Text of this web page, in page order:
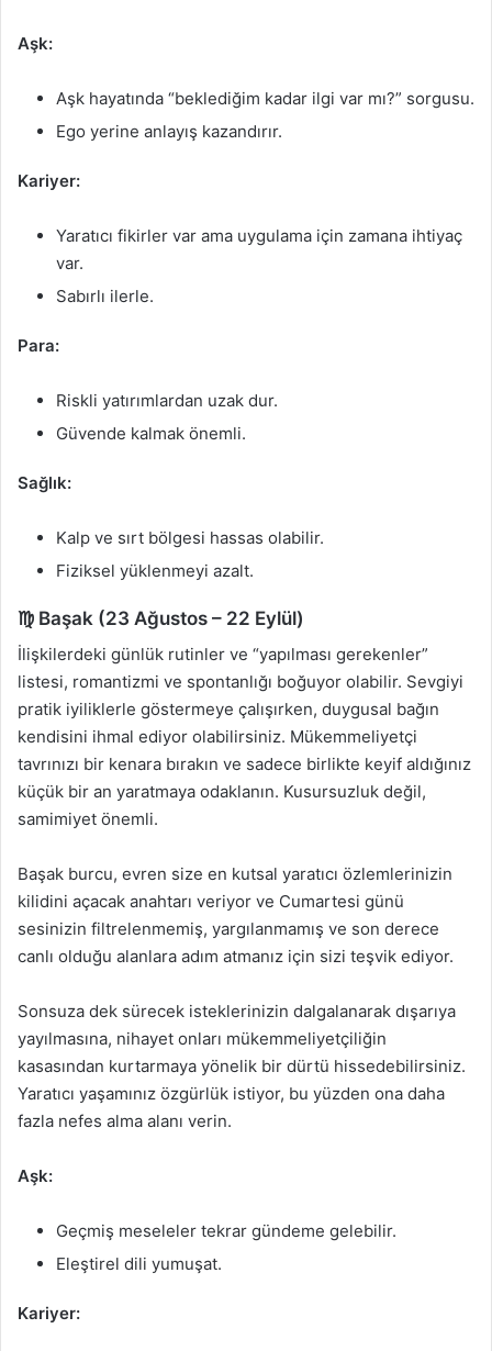
Aşk:
Aşk hayatında “beklediğim kadar ilgi var mı?” sorgusu.
Ego yerine anlayış kazandırır.
Kariyer:
Yaratıcı fikirler var ama uygulama için zamana ihtiyaç
var.
Sabırlı ilerle.
Para:
Riskli yatırımlardan uzak dur.
Güvende kalmak önemli.
Sağlık:
Kalp ve sırt bölgesi hassas olabilir.
Fiziksel yüklenmeyi azalt.
♍ Başak (23 Ağustos – 22 Eylül)
İlişkilerdeki günlük rutinler ve “yapılması gerekenler”
listesi, romantizmi ve spontanlığı boğuyor olabilir. Sevgiyi
pratik iyiliklerle göstermeye çalışırken, duygusal bağın
kendisini ihmal ediyor olabilirsiniz. Mükemmeliyetçi
tavrınızı bir kenara bırakın ve sadece birlikte keyif aldığınız
küçük bir an yaratmaya odaklanın. Kusursuzluk değil,
samimiyet önemli.
Başak burcu, evren size en kutsal yaratıcı özlemlerinizin
kilidini açacak anahtarı veriyor ve Cumartesi günü
sesinizin filtrelenmemiş, yargılanmamış ve son derece
canlı olduğu alanlara adım atmanız için sizi teşvik ediyor.
Sonsuza dek sürecek isteklerinizin dalgalanarak dışarıya
yayılmasına, nihayet onları mükemmeliyetçiliğin
kasasından kurtarmaya yönelik bir dürtü hissedebilirsiniz.
Yaratıcı yaşamınız özgürlük istiyor, bu yüzden ona daha
fazla nefes alma alanı verin.
Aşk:
Geçmiş meseleler tekrar gündeme gelebilir.
Eleştirel dili yumuşat.
Kariyer: